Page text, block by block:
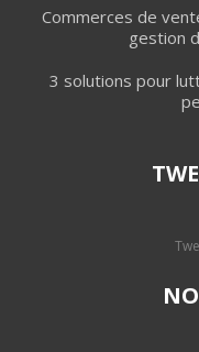
Commerces de
gestion
3 solutions pour